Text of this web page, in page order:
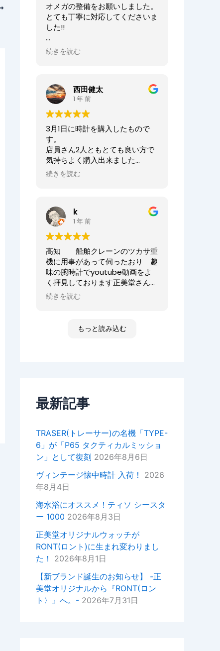
オーナーからの返信
先日はベルト調整のご依頼誠にあ
店内も楽しんでいただけて何より
でございます。
ませ。
オメガの整備をお願いしました。
とても丁寧に対応してくださいま
した!!
オーナーからの返信
HIDE-G様
正美堂時計店でございます。
この度は大切な時計の修理をお任
せいただき誠にありがとうござい
ます。
また、嬉しい口コミも誠にありが
とうございます！！
何度も来ていただき申し訳ござい
ませんでした。
ル等、永くお付き合いいただけま
すと幸いです。
どうぞよろしくお願いいたしま
す。
正美堂時計店スタッフ
続きを読む
西田健太
1 年 前
3月1日に時計を購入したもので
す。
店員さん2人ともとても良い方で
気持ちよく購入出来ました
ありがとうございました
この度は数ある時計店の中から当
店へご来店いただき誠にありがと
うございました。
また、嬉しいまで、誠に口コミい
ただきありがとうございます。
大切な時計選びにお立ち会いでき
てとても嬉しかったです
またベルトのサイズが合わなくな
正美堂スタッフ
続きを読む
k
1 年 前
高知 船舶クレーンのツカサ重
機に用事があって伺ったおり 趣
味の腕時計でyoutube動画をよ
く拝見しております正美堂さん
へ 冷やかしで伺ってしまいまし
た ゴメンなさい 小心者ですか
な時間でした
高知 あと何回伺う事があるだ
セイコーのオートクォーツ 褒め
てもらえた！
オーナーからの返信
k様
この度は嬉しい評価をいただき誠
にありがとうございます。
YouTubeの動画もご覧いただい
ているとのことで、スタッフ一同
大変嬉しい気持ちでございます。
次お越しの際はぜひお話しさせて
いただきたいので宜しければお声
掛けいただけると幸いでございま
す。
今後ともどうぞよろしくお願いい
たします。
正美堂時計店スタッフ
続きを読む
もっと読み込む
最新記事
TRASER(トレーサー)の名機「TYPE-
6」が「P65 タクティカルミッショ
ン」として復刻 2026年8月6日
ヴィンテージ懐中時計 入荷！
2026
年8月4日
海水浴にオススメ！ティソ シースタ
ー 1000 2026年8月3日
正美堂オリジナルウォッチが
RONT(ロント)に生まれ変わりまし
た！
2026年8月1日
【新ブランド誕生のお知らせ】 -正
美堂オリジナルから『RONT(ロン
ト〉』へ。- 2026年7月31日